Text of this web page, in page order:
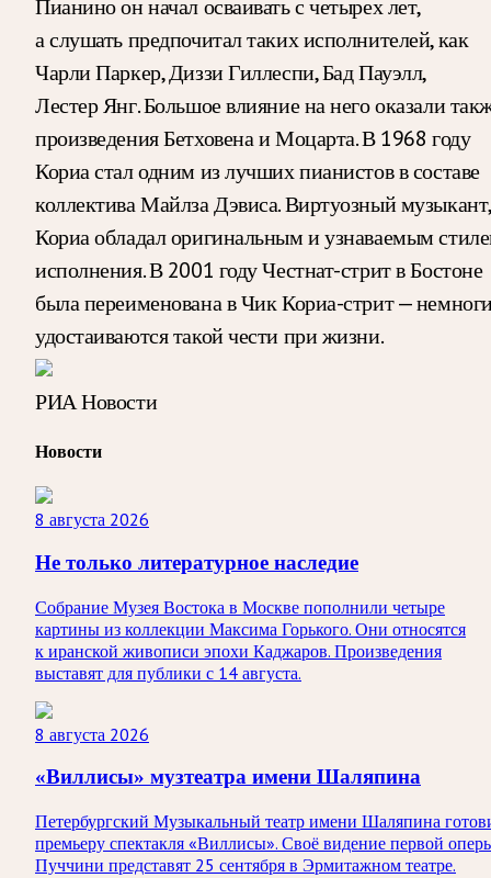
Пианино он начал осваивать с четырех лет,
а слушать предпочитал таких исполнителей, как
Чарли Паркер, Диззи Гиллеспи, Бад Пауэлл,
Лестер Янг. Большое влияние на него оказали
произведения Бетховена и Моцарта. В 1968 году
Кориа стал одним из лучших пианистов в составе
коллектива Майлза Дэвиса. Виртуозный музыкант,
Кориа обладал оригинальным и узнаваемым
исполнения. В 2001 году Честнат-стрит в Бостоне
была переименована в Чик Кориа-стрит —
удостаиваются такой чести при жизни.
РИА Новости
Новости
8 августа 2026
Не только литературное наследие
Собрание Музея Востока в Москве пополнили четыре
картины из коллекции Максима Горького. Они относятся
к иранской живописи эпохи Каджаров. Произведения
выставят для публики с 14 августа.
8 августа 2026
«Виллисы» музтеатра имени Шаляпина
Петербургский Музыкальный театр имени Шаляпина
премьеру спектакля «Виллисы». Своё видение первой
Пуччини представят 25 сентября в Эрмитажном театре.